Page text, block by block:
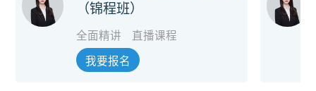
（锦程班）
全面精讲 直播课程
我要报名